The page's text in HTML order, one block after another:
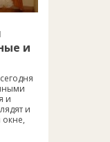
и
и
и
окне,